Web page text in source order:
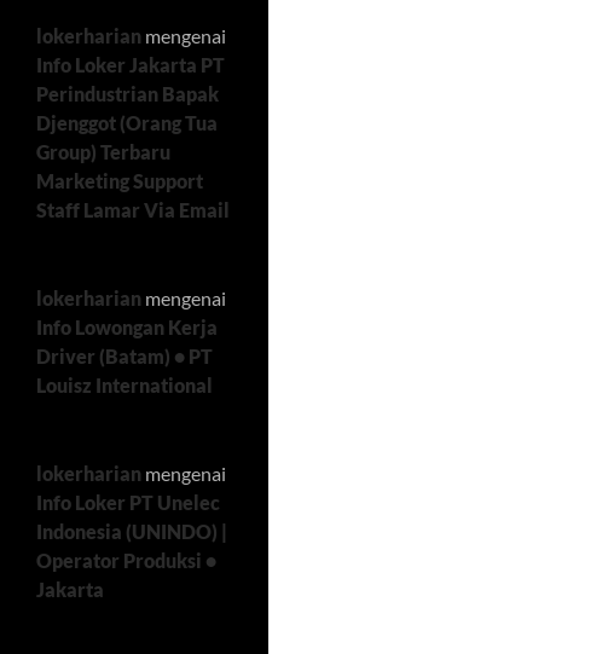
lokerharian mengenai
Info Loker Jakarta PT
Perindustrian Bapak
Djenggot (Orang Tua
Group) Terbaru
Marketing Support
Staff Lamar Via Email
lokerharian mengenai
Info Lowongan Kerja
Driver (Batam) • PT
Louisz International
lokerharian mengenai
Info Loker PT Unelec
Indonesia (UNINDO) |
Operator Produksi •
Jakarta